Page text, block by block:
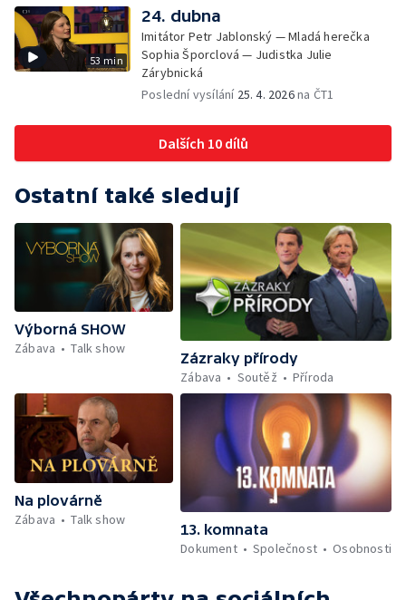
53 min
24. dubna
Imitátor Petr Jablonský — Mladá herečka
Sophia Šporclová — Judistka Julie
Zárybnická
Poslední vysílání 25. 4. 2026na ČT1
Dalších 10 dílů
Ostatní také sledují
Výborná SHOW
Zábava
Talk show
Zázraky přírody
Zábava
Soutěž Příroda
Na plovárně
Zábava
Talk show
13. komnata
Dokument
Společnost Osobnosti